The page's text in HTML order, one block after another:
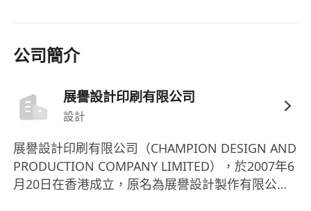
公司簡介
展譽設計印刷有限公司
設計
展譽設計印刷有限公司（CHAMPION DESIGN AND
PRODUCTION COMPANY LIMITED），於2007年6
月20日在香港成立，原名為展譽設計製作有限公